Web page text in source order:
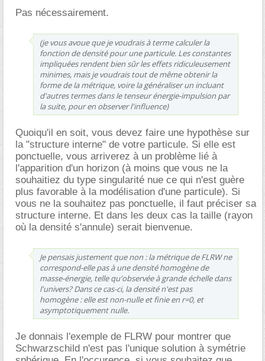
Pas nécessairement.
(je vous avoue que je voudrais à terme calculer la
fonction de densité pour une particule. Les constantes
impliquées rendent bien sûr les effets ridiculeusement
minimes, mais je voudrais tout de même obtenir la
forme de la métrique, voire la généraliser un incluant
d'autres termes dans le tenseur énergie-impulsion par
la suite, pour en observer l'influence)
Quoiqu'il en soit, vous devez faire une hypothèse sur
la "structure interne" de votre particule. Si elle est
ponctuelle, vous arriverez à un problème lié à
l'apparition d'un horizon (à moins que vous ne la
souhaitiez du type singularité nue ce qui n'est guère
plus favorable à la modélisation d'une particule). Si
vous ne la souhaitez pas ponctuelle, il faut préciser sa
structure interne. Et dans les deux cas la taille (rayon
où la densité s'annule) serait bienvenue.
Je pensais justement que non : la métrique de FLRW ne
correspond-elle pas à une densité homogène de
masse-énergie, telle qu'observée à grande échelle dans
l'univers? Dans ce cas-ci, la densité n'est pas
homogène : elle est non-nulle et finie en r=0, et
asymptotiquement nulle.
Je donnais l'exemple de FLRW pour montrer que
Schwarzschild n'est pas l'unique solution à symétrie